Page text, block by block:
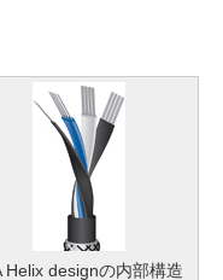
Helix designの内部構造